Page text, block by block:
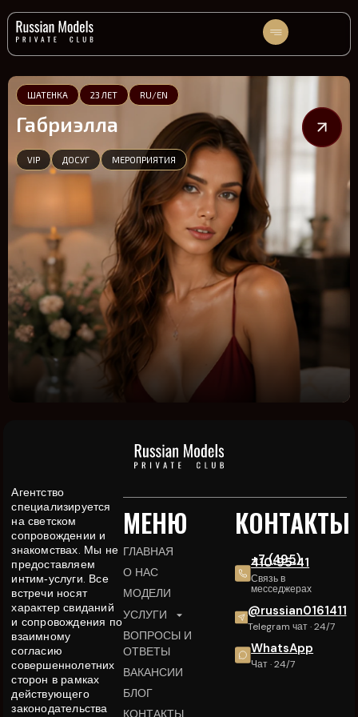
ШАТЕНКА 23 ЛЕТ RU/EN
Габриэлла
VIP ДОСУГ МЕРОПРИЯТИЯ
Агентство
специализируется
на светском
сопровождении и
знакомствах. Мы не
предоставляем
интим‑услуги. Все
встречи носят
характер свиданий
и сопровождения по
взаимному
согласию
совершеннолетних
сторон в рамках
действующего
законодательства
МЕНЮ
ГЛАВНАЯ
О НАС
МОДЕЛИ
УСЛУГИ
ВОПРОСЫ И
ОТВЕТЫ
ВАКАНСИИ
БЛОГ
КОНТАКТЫ
КОНТАКТЫ
+7 (495)
410‑95‑41
Связь в
месседжерах
@russian0161411
Telegram чат · 24/7
WhatsApp
Чат · 24/7